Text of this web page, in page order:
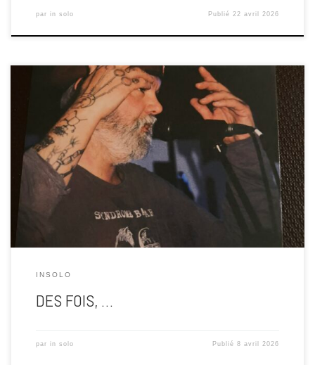
par in solo Publié 22 avril 2026
Il y a une fatigue. Celle d’entendre, encore et encore, que ce qui a de
la valeur doit forcément avoir un prix. Que si c’est payant, c’est
sérieux. Que si c’est cher, c’est mieux. Qu’un artiste “vaut” plus s’il
se vend. Qu’une pratique est légitime seulement si elle se facture.
INSOLO
DES FOIS, …
par in solo Publié8 avril 2026